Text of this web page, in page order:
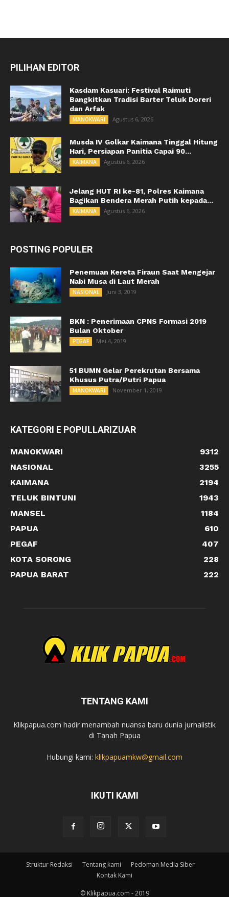
PILIHAN EDITOR
Kasdam Kasuari: Festival Raimuti
Bangkitkan Tradisi Barter Teluk Doreri
dan Arfak
MANOKWARI Agustus 6, 2026
Musda IV Golkar Kaimana Tinggal Hitung
Hari, Persiapan Panitia Capai 90...
KAIMANA Agustus 6, 2026
Jelang HUT RI ke-81, Polres Kaimana
Bagikan Bendera Merah Putih kepada...
KAIMANA Agustus 6, 2026
POSTING POPULER
Penemuan Kereta Firaun Saat Mengejar
Nabi Musa di Laut Merah
NASIONAL Juni 3, 2019
BKN : Penerimaan CPNS Formasi 2019
Bulan Oktober
PEGAF Mei 4, 2019
51 BUMN Gelar Perekrutan Bersama
Khusus Putra/Putri Papua
MANOKWARI November 1, 2019
KATEGORI E POPULLARIZUAR
MANOKWARI
9312
NASIONAL
3255
KAIMANA
2194
TELUK BINTUNI
1943
MANSEL
1184
PAPUA
610
PEGAF
407
KOTA SORONG
228
PAPUA BARAT
222
TENTANG KAMI
Klikpapua.com hadir menambah nuansa baru dunia jurnalistik
di Tanah Papua
Hubungi kami: klikpapuamkw@gmail.com
IKUTI KAMI
Struktur Redaksi Tentang kami
Pedoman Media Siber
Kontak Kami
© Klikpapua.com - 2019